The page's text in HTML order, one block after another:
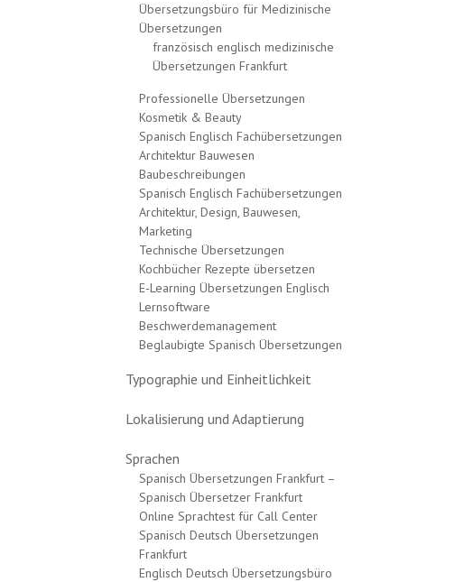
Übersetzungsbüro für Medizinische
Übersetzungen
französisch englisch medizinische
Übersetzungen Frankfurt
Professionelle Übersetzungen
Kosmetik & Beauty
Spanisch Englisch Fachübersetzungen
Architektur Bauwesen
Baubeschreibungen
Spanisch Englisch Fachübersetzungen
Architektur, Design, Bauwesen,
Marketing
Technische Übersetzungen
Kochbücher Rezepte übersetzen
E-Learning Übersetzungen Englisch
Lernsoftware
Beschwerdemanagement
Beglaubigte Spanisch Übersetzungen
Typographie und Einheitlichkeit
Lokalisierung und Adaptierung
Sprachen
Spanisch Übersetzungen Frankfurt –
Spanisch Übersetzer Frankfurt
Online Sprachtest für Call Center
Spanisch Deutsch Übersetzungen
Frankfurt
Englisch Deutsch Übersetzungsbüro